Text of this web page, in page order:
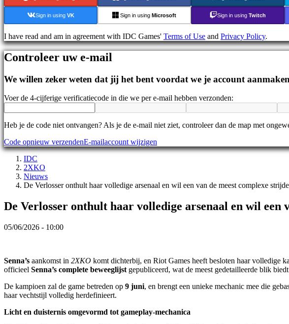
game
evenementen
Nieuws
Handleidingen
Forums
IDC
Plays
Veelgestelde
Registreren
Inloggen
Jouw
wachtwoord
CS
DA
EL
EN
FI
Sign in using VK Sign in using Microsoft Sign in using Twitch
I have read and am in agreement with IDC Games' Terms of Use and Privacy Policy.
Controleer uw e-mail
We willen zeker weten dat jij het bent voordat we je account
Voer de 4-cijferige verificatiecode in die we per e-mail hebben verzonden:
Heb je de code niet ontvangen? Als je de e-mail niet ziet, controleer dan de map met
Code opnieuw verzendenE-mailaccount wijzigen
IDC
2XKO
Nieuws
De Verlosser onthult haar volledige arsenaal en wil een van de meest complexe
De Verlosser onthult haar volledige arsenaal en wil
05/06/2026 - 10:00
Senna’s aankomst in 2XKO komt dichterbij, en Riot Games heeft besloten haar volledige
officieel Senna’s complete beweeglijst gepubliceerd, wat de meest gedetailleerde blik
De kampioen zal de game betreden op 9 juni, en brengt een unieke mechanic mee die
haar vechtstijl volledig herdefinieert.
Licht en duisternis omgevormd tot gameplay-mechanica